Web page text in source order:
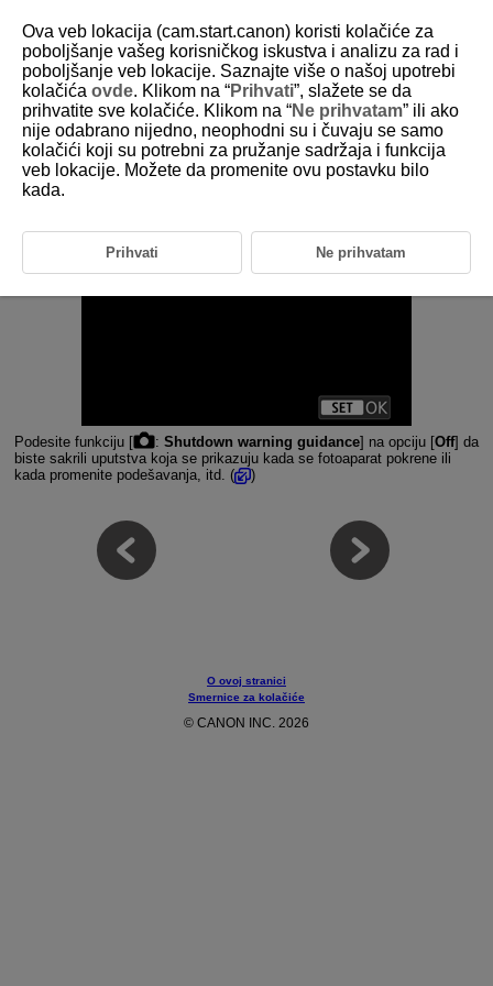
D292-089
Smernice za upozorenje o
isključivanju
Podesite funkciju [ : Shutdown warning guidance] na opciju [Off] da
biste sakrili uputstva koja se prikazuju kada se fotoaparat pokrene ili
kada promenite podešavanja, itd. (
)
O ovoj stranici
Smernice za kolačiće
© CANON INC. 2026
Ova veb lokacija (cam.start.canon) koristi kolačiće za
poboljšanje vašeg korisničkog iskustva i analizu za rad i
poboljšanje veb lokacije. Saznajte više o našoj upotrebi
kolačića ovde. Klikom na “Prihvati”, slažete se da
prihvatite sve kolačiće. Klikom na “Ne prihvatam” ili ako
nije odabrano nijedno, neophodni su i čuvaju se samo
kolačići koji su potrebni za pružanje sadržaja i funkcija
veb lokacije. Možete da promenite ovu postavku bilo
kada.
Prihvati Ne prihvatam